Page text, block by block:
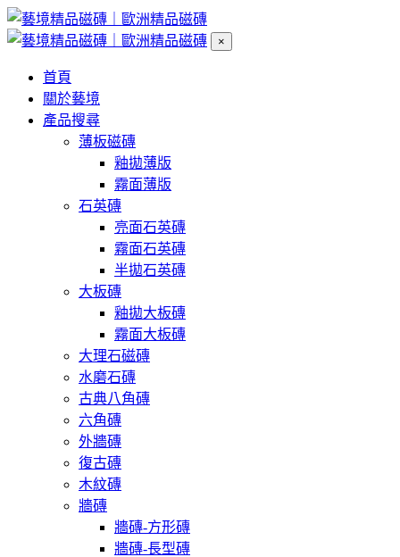
×
首頁
關於藝境
產品搜尋
薄板磁磚
釉拋薄版
霧面薄版
石英磚
亮面石英磚
霧面石英磚
半拋石英磚
大板磚
釉拋大板磚
霧面大板磚
大理石磁磚
水磨石磚
古典八角磚
六角磚
外牆磚
復古磚
木紋磚
牆磚
牆磚-方形磚
牆磚-長型磚